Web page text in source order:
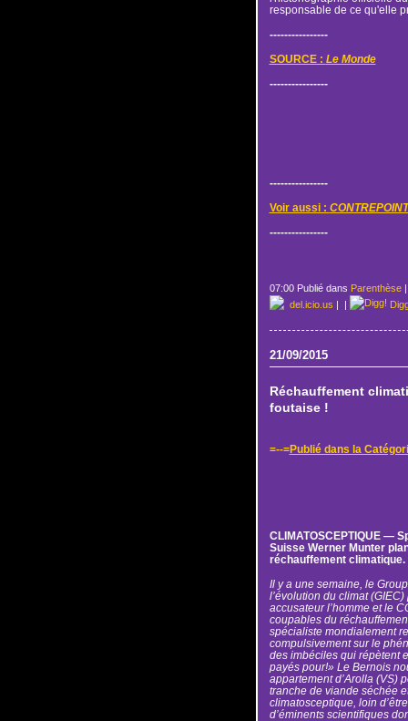
responsable de ce qu'elle
----------------
SOURCE : Le Monde
----------------
----------------
Voir aussi :
----------------
07:00 Publié dans Parenthèse
del.icio.us | |
21/09/2015
Réchauffement
foutaise !
=--=Publié dans la
CLIMATOSCEPTIQUE —
Suisse Werner Munter
réchauffement climatique.
Il y a une semaine, le
l’évolution du climat
accusateur l’homme et le
coupables du
spécialiste mondialement
compulsivement sur le
des imbéciles qui répètent
payés pour!» Le Bernois
appartement d’Arolla (VS)
tranche de viande séchée
climatosceptique, loin
d’éminents scientifiques